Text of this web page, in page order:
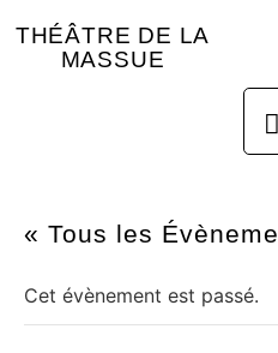
THÉÂTRE DE LA
MASSUE
« Tous les
Cet évènement est passé.